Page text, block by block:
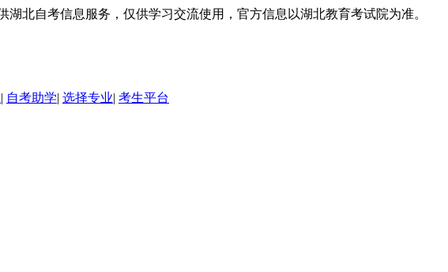
北自考信息服务，仅供学习交流使用，官方信息以湖北教育考试院为准。
| 自考助学| 选择专业| 考生平台